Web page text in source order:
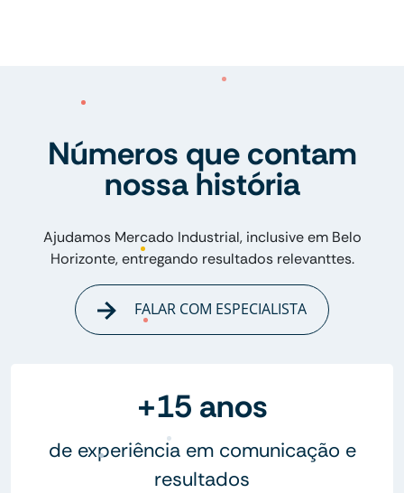
Números que contam
nossa história
Ajudamos Mercado Industrial, inclusive em Belo
Horizonte, entregando resultados relevanttes.
FALAR COM ESPECIALISTA
+15 anos
de experiência em comunicação e
resultados